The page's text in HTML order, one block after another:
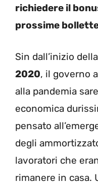
richiedere il
prossime
Sin dall’inizio della
2020, il governo
alla pandemia
economica
pensato
degli
lavoratori che
rimanere in casa.